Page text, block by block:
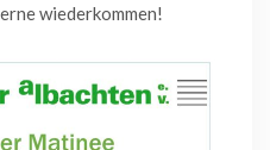
wiederkommen!